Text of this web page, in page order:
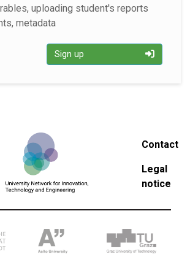
uploading student's reports
metadata
Sign up
Contact
Legal
notice